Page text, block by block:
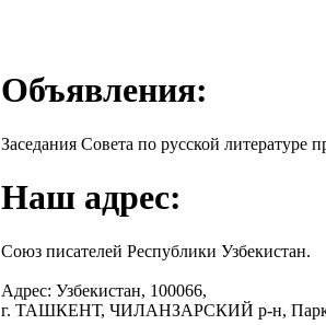
Объявления:
Заседания Совета по русской литературе
Наш адрес:
Союз писателей Республики Узбекистан.
Адрес: Узбекистан, 100066,
г. ТАШКЕНТ, ЧИЛАНЗАРСКИЙ р-н, Парк